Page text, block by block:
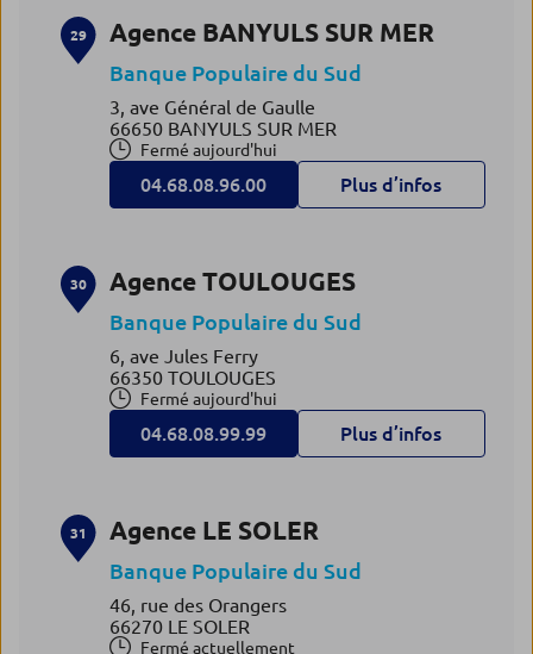
29 Agence BANYULS SUR MER
Banque Populaire du Sud
3, ave Général de Gaulle
66650 BANYULS SUR MER
Fermé aujourd'hui
04.68.08.96.00 Plus d’infos
30 Agence TOULOUGES
Banque Populaire du Sud
6, ave Jules Ferry
66350 TOULOUGES
Fermé aujourd'hui
04.68.08.99.99 Plus d’infos
31 Agence LE SOLER
Banque Populaire du Sud
46, rue des Orangers
66270 LE SOLER
Fermé actuellement